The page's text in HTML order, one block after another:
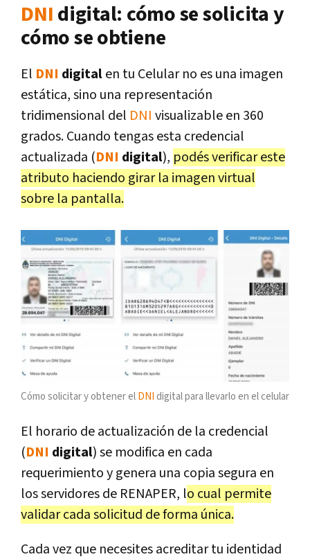
DNI digital: cómo se solicita y
cómo se obtiene
El DNI digitalen tu Celular no es una imagen
estática, sino una representación
tridimensional del DNI visualizable en 360
grados. Cuando tengas esta credencial
actualizada (DNI digital), podés verificar este
atributo haciendo girar la imagen virtual
sobre la pantalla.
Cómo solicitar y obtener el DNI digital para llevarlo en el celular
El horario de actualización de la credencial
(DNI digital) se modifica en cada
requerimiento y genera una copia segura en
los servidores de RENAPER, lo cual permite
validar cada solicitud de forma única.
Cada vez que necesites acreditar tu identidad